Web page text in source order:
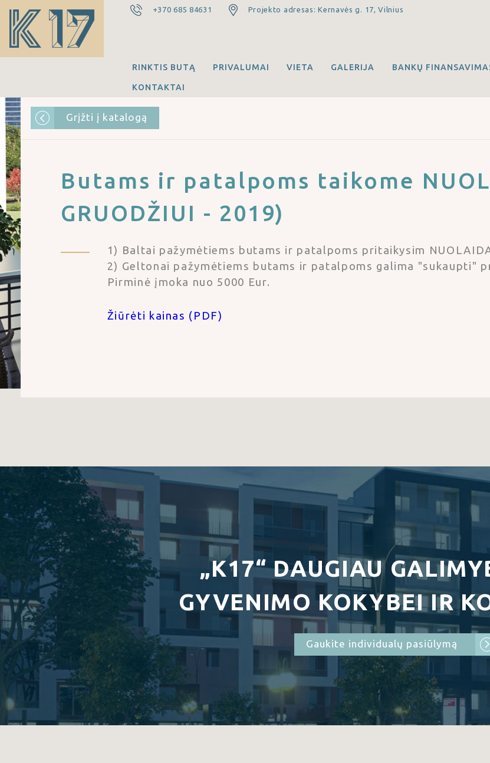
+370 685 84631 Projekto adresas: Kernavės g. 17, Vilnius
RINKTIS BUTĄ PRIVALUMAI VIETA GALERIJA BANKŲ
KONTAKTAI
Grįžti į katalogą
Butams ir patalpoms taikome
GRUODŽIUI - 2019)
1) Baltai pažymėtiems butams ir patalpoms pritaikysim
2) Geltonai pažymėtiems butams ir patalpoms galima "sukaupti"
Pirminė įmoka nuo 5000 Eur.
Žiūrėti kainas (PDF)
„K17“ DAUGIAU
GYVENIMO KOKYBEI IR
Gaukite individualų pasiūlymą